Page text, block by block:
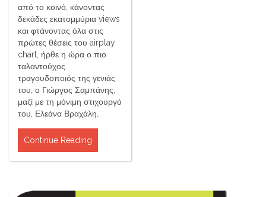
από το κοινό, κάνοντας
δεκάδες εκατομμύρια views
και φτάνοντας όλα στις
πρώτες θέσεις του airplay
chart, ήρθε η ώρα ο πιο
ταλαντούχος
τραγουδοποιός της γενιάς
του, ο Γιώργος Σαμπάνης,
μαζί με τη μόνιμη στιχουργό
του, Ελεάνα Βραχάλη…
Continue Reading